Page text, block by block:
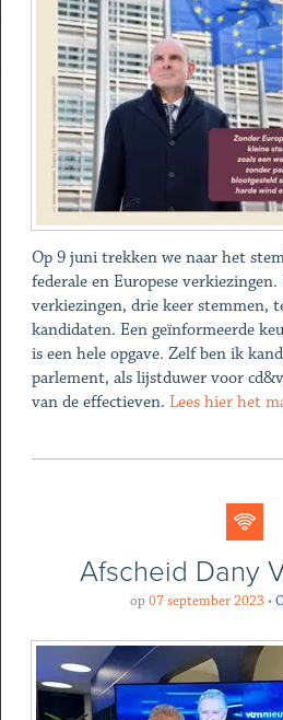
Op 9 juni trekken we naar het
federale en Europese
verkiezingen, drie keer stemmen,
kandidaten. Een geïnformeerde
is een hele opgave. Zelf ben ik
parlement, als lijstduwer voor
van de effectieven. Lees hier het
Afscheid Dany
op07 september 2023 •